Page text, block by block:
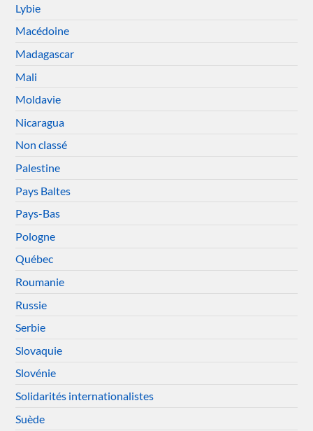
Lybie
Macédoine
Madagascar
Mali
Moldavie
Nicaragua
Non classé
Palestine
Pays Baltes
Pays-Bas
Pologne
Québec
Roumanie
Russie
Serbie
Slovaquie
Slovénie
Solidarités internationalistes
Suède